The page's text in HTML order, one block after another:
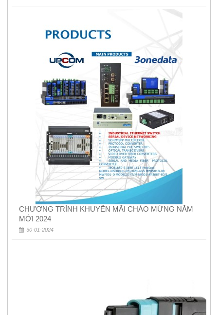
CHƯƠNG TRÌNH KHUYẾN MÃI CHÀO MỪNG NĂM
MỚI 2024
30-01-2024